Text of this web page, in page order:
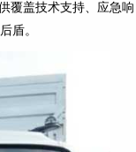
覆盖技术支持、应急响
盾。